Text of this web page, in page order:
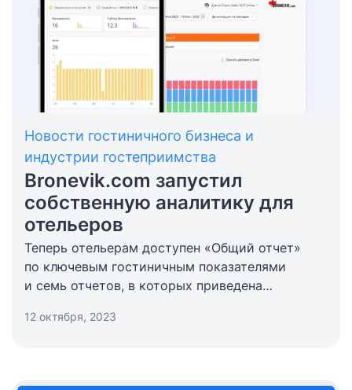
Новости гостиничного бизнеса и
индустрии гостеприимства
Bronevik.com запустил
собственную аналитику для
отельеров
Теперь отельерам доступен «Общий отчет»
по ключевым гостиничным показателями
и семь отчетов, в которых приведена
12 октября, 2023